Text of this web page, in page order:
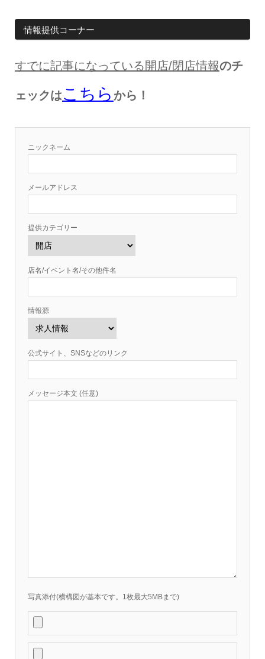
情報提供コーナー
すでに記事になっている開店/閉店情報のチ
ェックはこちら から！
ニックネーム
メールアドレス
提供カテゴリー
店名/イベント名/その他件名
情報源
公式サイト、SNSなどのリンク
メッセージ本文 (任意)
写真添付(横構図が基本です。1枚最大5MBまで)